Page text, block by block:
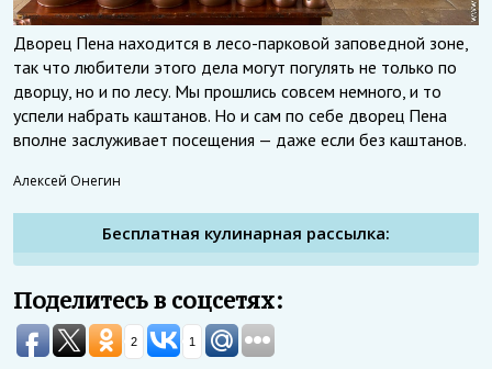
Дворец Пена находится в лесо-парковой заповедной зоне,
так что любители этого дела могут погулять не только по
дворцу, но и по лесу. Мы прошлись совсем немного, и то
успели набрать каштанов. Но и сам по себе дворец Пена
вполне заслуживает посещения — даже если без каштанов.
Алексей Онегин
Бесплатная кулинарная рассылка:
Поделитесь в соцсетях:
2 1